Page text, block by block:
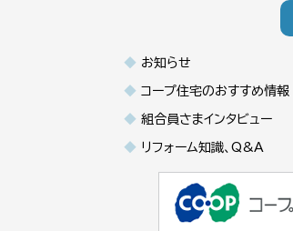
お知らせ
コープ住宅のおすすめ情報
組合員さまインタビュー
リフォーム知識、Q&A